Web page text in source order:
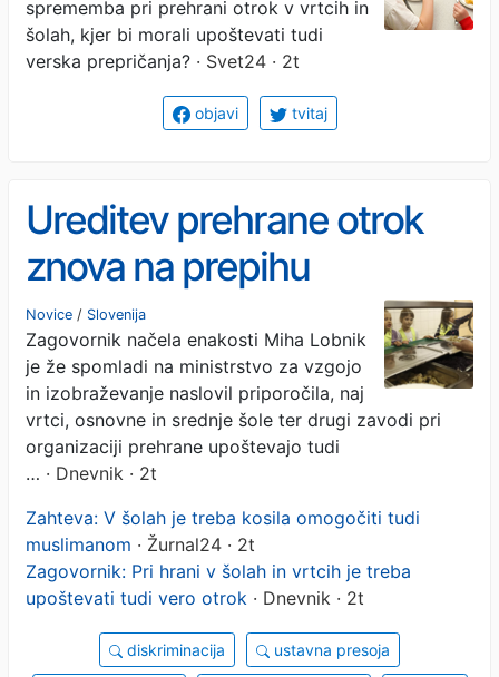
sprememba pri prehrani otrok v vrtcih in
šolah, kjer bi morali upoštevati tudi
verska prepričanja? · Svet24 · 2t
objavi tvitaj
Ureditev prehrane otrok
znova na prepihu
Novice / Slovenija
Zagovornik načela enakosti Miha Lobnik
je že spomladi na ministrstvo za vzgojo
in izobraževanje naslovil priporočila, naj
vrtci, osnovne in srednje šole ter drugi zavodi pri
organizaciji prehrane upoštevajo tudi
… · Dnevnik · 2t
Zahteva: V šolah je treba kosila omogočiti tudi
muslimanom · Žurnal24 · 2t
Zagovornik: Pri hrani v šolah in vrtcih je treba
upoštevati tudi vero otrok · Dnevnik · 2t
diskriminacija ustavna presoja